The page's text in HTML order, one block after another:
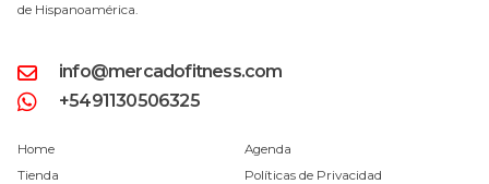
de Hispanoamérica.
info@mercadofitness.com
+5491130506325
Home
Tienda
Agenda
Políticas de Privacidad